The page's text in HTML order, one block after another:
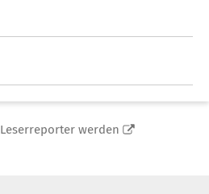
Leserreporter werden